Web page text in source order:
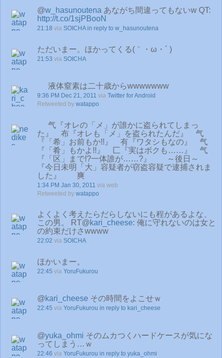
@w_hasunoutena あながち間違ってもないw QT:
http://t.co/1sjPBooN
21:18 via SOICHA in reply to w_hasunoutena
ただいまー。ほかってくる(｀・ω・´ )
21:53 via SOICHA
液体窒素は二十歳からwwwwwww
9:36 PM Dec 21, 2011 via Twitter for Android
Retweeted by watappo
气『オレの「メ」が誰かに盗られてしまっ
た』 布『オレも「メ」を盗られたんだ』 气
『「希」お前もか!!』 有『ワタシもなの』 气
『「肴」もかよ!!』 匚『実はボクも……』 气
『「区」まで!?一体誰が……?』 ～後日～
『今日未明「大」容疑者が窃盗容疑で逮捕されま
した』 爽
1:34 PM Jan 30, 2011 via web
Retweeted by watappo
よくよく考えたらだらしないにも程があるよな、
この男。 RT@kari_cheese: 俺に守れないのは女と
の約束だけさwwww
22:02 via SOICHA
ほかいまー。
22:45 via YoruFukurou
@kari_cheese その時間をよこせｗ
22:45 via YoruFukurou in reply to kari_cheese
@yuka_ohmi そのムカつくハードケースが気にな
ってしまう…ｗ
22:46 via YoruFukurou in reply to yuka_ohmi